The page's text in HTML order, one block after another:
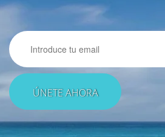
Email